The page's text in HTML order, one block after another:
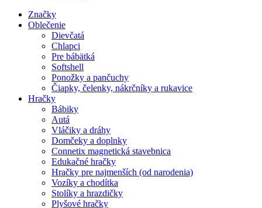
Značky
Oblečenie
Dievčatá
Chlapci
Pre bábätká
Softshell
Ponožky a pančuchy
Čiapky, čelenky, nákrčníky a rukavice
Hračky
Bábiky
Autá
Vláčiky a dráhy
Domčeky a doplnky
Connetix magnetická stavebnica
Edukačné hračky
Hračky pre najmenších (od narodenia)
Vozíky a chodítka
Stolíky a hrazdičky
Plyšové hračky